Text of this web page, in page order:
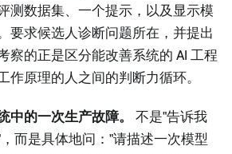
测数据集、一个提示，以及显示模
要求候选人诊断问题所在，并提出
察的正是区分能改善系统的 AI 工程
作原理的人之间的判断力循环。
中的一次生产故障。
不是"告诉我
而是具体地问："请描述一次模型